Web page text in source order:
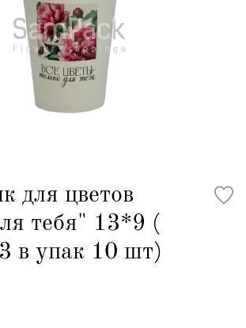
для цветов
тебя" 13*9 (
в упак 10 шт)